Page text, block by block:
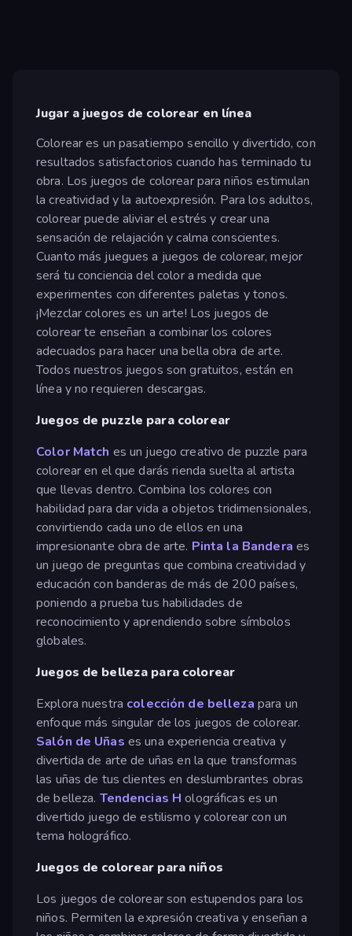
Jugar a juegos de colorear en línea
Colorear es un pasatiempo sencillo y divertido, con
resultados satisfactorios cuando has terminado tu
obra. Los juegos de colorear para niños estimulan
la creatividad y la autoexpresión. Para los adultos,
colorear puede aliviar el estrés y crear una
sensación de relajación y calma conscientes.
Cuanto más juegues a juegos de colorear, mejor
será tu conciencia del color a medida que
experimentes con diferentes paletas y tonos.
¡Mezclar colores es un arte! Los juegos de
colorear te enseñan a combinar los colores
adecuados para hacer una bella obra de arte.
Todos nuestros juegos son gratuitos, están en
línea y no requieren descargas.
Juegos de puzzle para colorear
Color Match es un juego creativo de puzzle para
colorear en el que darás rienda suelta al artista
que llevas dentro. Combina los colores con
habilidad para dar vida a objetos tridimensionales,
convirtiendo cada uno de ellos en una
impresionante obra de arte. Pinta la Bandera es
un juego de preguntas que combina creatividad y
educación con banderas de más de 200 países,
poniendo a prueba tus habilidades de
reconocimiento y aprendiendo sobre símbolos
globales.
Juegos de belleza para colorear
Explora nuestra colección de belleza para un
enfoque más singular de los juegos de colorear.
Salón de Uñas es una experiencia creativa y
divertida de arte de uñas en la que transformas
las uñas de tus clientes en deslumbrantes obras
de belleza. Tendencias H olográficas es un
divertido juego de estilismo y colorear con un
tema holográfico.
Juegos de colorear para niños
Los juegos de colorear son estupendos para los
niños. Permiten la expresión creativa y enseñan a